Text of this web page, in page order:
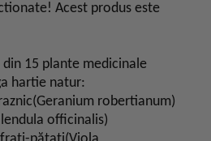
Acest produs este
din 15 plante medicinale
hartie natur:
robertianum)
officinalis)